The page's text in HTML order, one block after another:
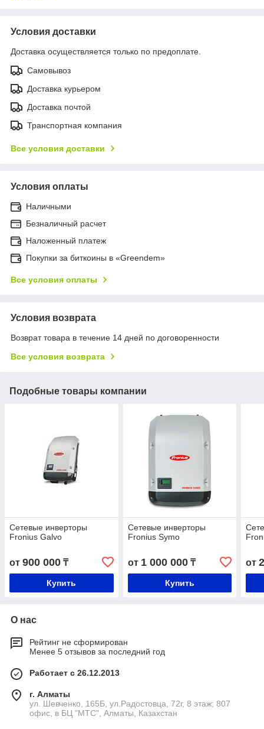
Условия доставки
Доставка осуществляется только по предоплате.
Самовывоз
Доставка курьером
Доставка почтой
Транспортная компания
Все условия доставки
Условия оплаты
Наличными
Безналичный расчет
Наложенный платеж
Покупки за биткоины в «Greendem»
Все условия оплаты
Условия возврата
Возврат товара в течение 14 дней по договоренности
Все условия возврата
Подобные товары компании
Сетевые инверторы
Fronius Galvo
от 900 000 ₸
Купить
Сетевые инверторы
Fronius Symo
от 1 000 000₸
Купить
от
О нас
Рейтинг не сформирован
Менее 5 отзывов за последний год
Работает с 26.12.2013
г. Алматы
ул. Шевченко, 165Б, ул.​Радостовца, 72г, 8 этаж; 807
офис, в БЦ "МТС", Алматы, Казахстан